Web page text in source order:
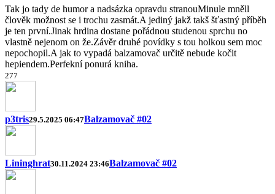
Tak jo tady de humor a nadsázka opravdu stranouMinule mněll
člověk možnost se i trochu zasmát.A jediný jakž takš šťastný příběh
je ten první.Jinak hrdina dostane pořádnou studenou sprchu no
vlastně nejenom on že.Závěr druhé povídky s tou holkou sem moc
nepochopil.A jak to vypadá balzamovač určitě nebude kočit
hepiendem.Perfekní ponurá kniha.
277
p3tris29.5.2025 06:47Balzamovač #02
Lininghrat30.11.2024 23:46Balzamovač #02